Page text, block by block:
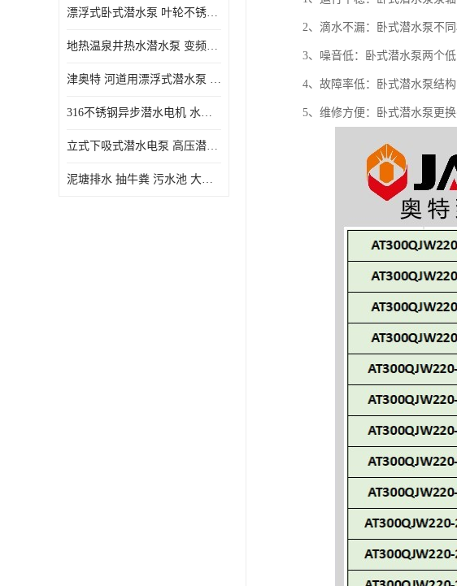
漂浮式卧式潜水泵 叶轮不锈钢材质 大流量 变频抽水泵 厂家质保售后
地热温泉井热水潜水泵 变频不锈钢 130直径油泵 高温深井泵 津奥特
津奥特 河道用漂浮式潜水泵 不锈钢泵轴 大口径大流量 产品可定制
316不锈钢异步潜水电机 水冷式 可连续运行 定制功率电压 奥特泵业
立式下吸式潜水电泵 高压潜水排沙泵 大功率 深水施工作业 型号可定制
泥塘排水 抽牛粪 污水池 大口径潜水螺旋离心泵 材质特征 奥特泵业
2、滴水不漏：卧式潜水泵不
3、噪音低：卧式潜水泵两个
4、故障率低：卧式潜水泵结
5、维修方便：卧式潜水泵更